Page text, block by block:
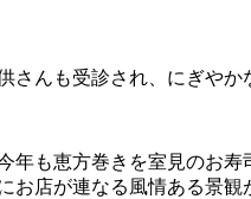
さ んも受診され、にぎやか
年も恵方巻きを室見のお寿
お店が連なる風情ある景観